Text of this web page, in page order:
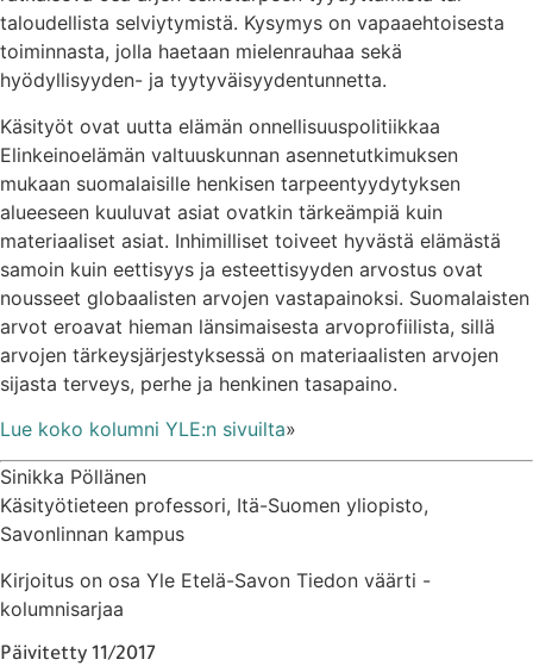
taloudellista selviytymistä. Kysymys on vapaaehtoisesta
toiminnasta, jolla haetaan mielenrauhaa sekä
hyödyllisyyden- ja tyytyväisyydentunnetta.
Käsityöt ovat uutta elämän onnellisuuspolitiikkaa
Elinkeinoelämän valtuuskunnan asennetutkimuksen
mukaan suomalaisille henkisen tarpeentyydytyksen
alueeseen kuuluvat asiat ovatkin tärkeämpiä kuin
materiaaliset asiat. Inhimilliset toiveet hyvästä elämästä
samoin kuin eettisyys ja esteettisyyden arvostus ovat
nousseet globaalisten arvojen vastapainoksi. Suomalaisten
arvot eroavat hieman länsimaisesta arvoprofiilista, sillä
arvojen tärkeysjärjestyksessä on materiaalisten arvojen
sijasta terveys, perhe ja henkinen tasapaino.
Lue koko kolumni YLE:n sivuilta»
Sinikka Pöllänen
Käsityötieteen professori, Itä-Suomen yliopisto,
Savonlinnan kampus
Kirjoitus on osa Yle Etelä-Savon Tiedon väärti -
kolumnisarjaa
Päivitetty 11/2017